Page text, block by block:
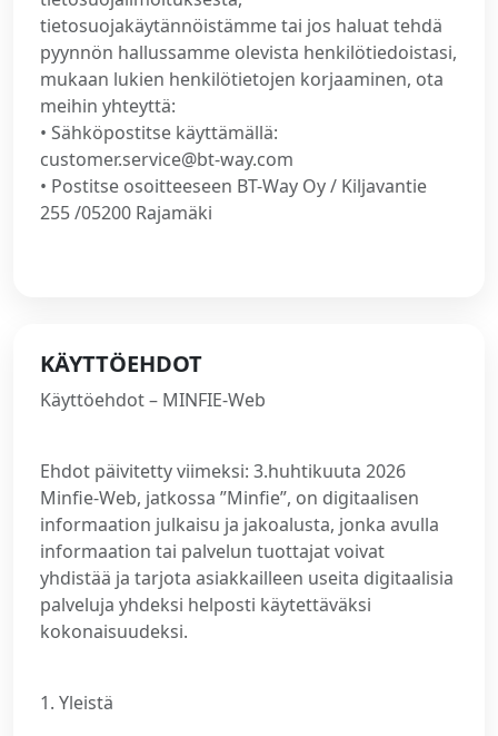
tietosuojakäytännöistämme tai jos haluat tehdä
pyynnön hallussamme olevista henkilötiedoistasi,
mukaan lukien henkilötietojen korjaaminen, ota
meihin yhteyttä:
• Sähköpostitse käyttämällä:
customer.service@bt-way.com
• Postitse osoitteeseen BT-Way Oy / Kiljavantie
255 /05200 Rajamäki
KÄYTTÖEHDOT
Käyttöehdot – MINFIE-Web
Ehdot päivitetty viimeksi: 3.huhtikuuta 2026
Minfie-Web, jatkossa ”Minfie”, on digitaalisen
informaation julkaisu ja jakoalusta, jonka avulla
informaation tai palvelun tuottajat voivat
yhdistää ja tarjota asiakkailleen useita digitaalisia
palveluja yhdeksi helposti käytettäväksi
kokonaisuudeksi.
1. Yleistä